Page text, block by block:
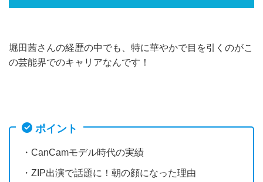
堀田茜さんの経歴の中でも、特に華やかで目を引くのがこ
の芸能界でのキャリアなんです！
ポイント
・CanCamモデル時代の実績
・ZIP出演で話題に！朝の顔になった理由